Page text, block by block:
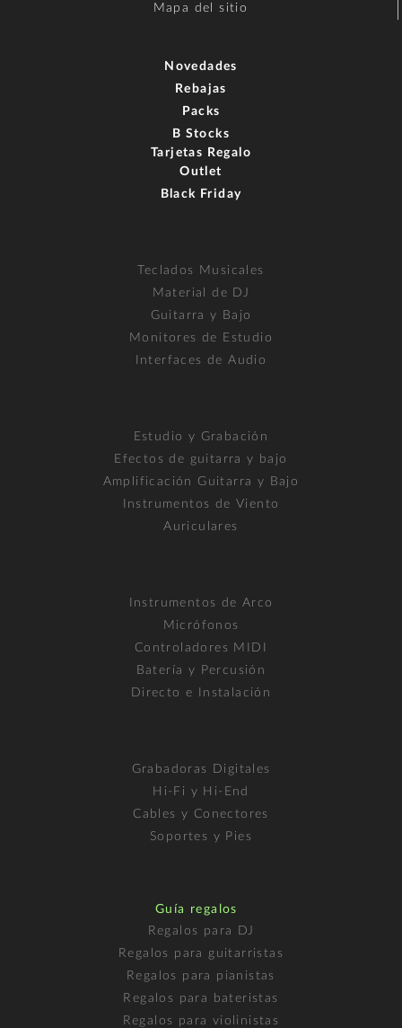
Mapa del sitio
Novedades
Rebajas
Packs
B Stocks
Tarjetas Regalo
Outlet
Black Friday
Teclados Musicales
Material de DJ
Guitarra y Bajo
Monitores de Estudio
Interfaces de Audio
Estudio y Grabación
Efectos de guitarra y bajo
Amplificación Guitarra y Bajo
Instrumentos de Viento
Auriculares
Instrumentos de Arco
Micrófonos
Controladores MIDI
Batería y Percusión
Directo e Instalación
Grabadoras Digitales
Hi-Fi y Hi-End
Cables y Conectores
Soportes y Pies
Guía regalos
Regalos para DJ
Regalos para guitarristas
Regalos para pianistas
Regalos para bateristas
Regalos para violinistas